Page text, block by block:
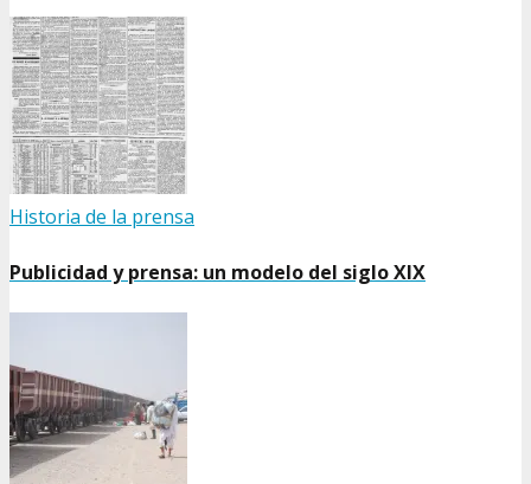
Historia de la prensa
Publicidad y prensa: un modelo del siglo XIX